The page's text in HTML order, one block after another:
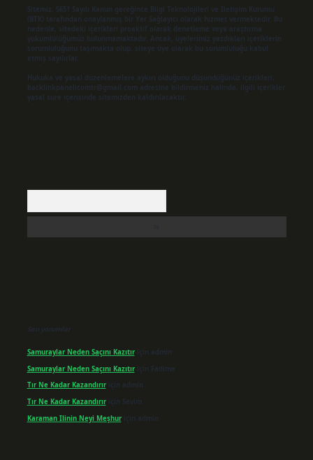
Sitemiz, 5651 Sayılı Kanun gereğince Bilgi Teknolojileri ve İletişim Kurumu
(BTK) tarafından onaylanmış bir Yer Sağlayıcı olarak hizmet vermektedir. Bu
nedenle, sitedeki içerikleri proaktif olarak denetleme veya araştırma
yükümlülüğümüz bulunmamaktadır. Ancak, üyelerimiz yazdıkları içeriklerin
sorumluluğunu taşımakta olup, siteye üye olarak bu sorumluluğu kabul
etmiş sayılırlar.
Hukuka ve yasal düzenlemelere aykırı olduğunu düşündüğünüz içerikleri,
backlinkpanelicomtr@gmail.com
adresine bildirmeniz halinde, ilgili içerikler
yasal süre içerisinde sitemizden kaldırılacaktır.
Son yorumlar
Samuraylar Neden Saçını Kazıtıriçin admin
Samuraylar Neden Saçını Kazıtıriçin Fadime
Tır Ne Kadar Kazandırıriçin admin
Tır Ne Kadar Kazandırıriçin Sevim
Karaman Ilinin Neyi Meşhuriçin admin